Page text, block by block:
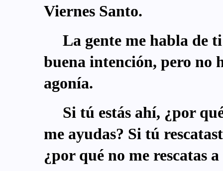
Viernes Santo.
La gente me habla de
buena intención, pero no
agonía.
Si tú estás ahí, ¿por
me ayudas? Si tú
¿por qué no me rescatas